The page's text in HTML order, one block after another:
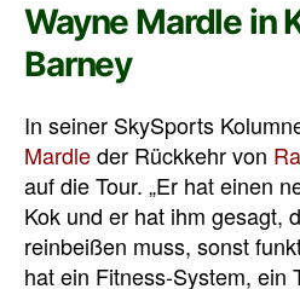
Wayne Mardle in
Barney
In seiner SkySports
Mardleder Rückkehr von
auf die Tour. „Er hat einen
Kok und er hat ihm gesagt,
reinbeißen muss, sonst
hat ein Fitness-System, ein